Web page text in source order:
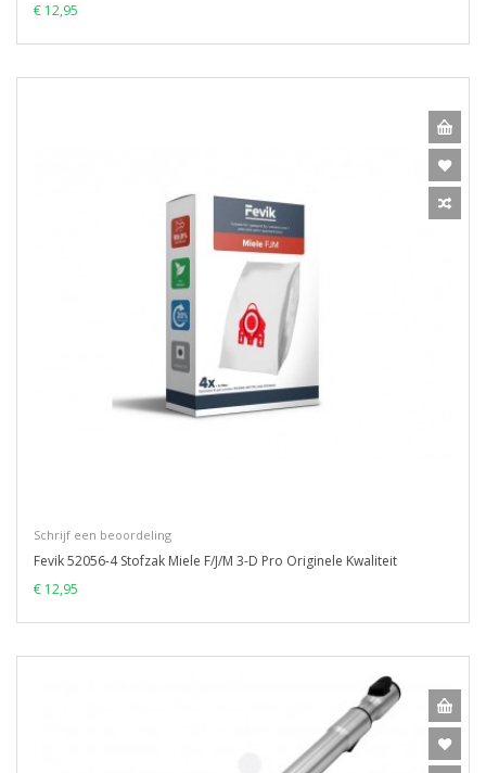
€ 12,95
Schrijf een beoordeling
Fevik 52056-4 Stofzak Miele F/J/M 3-D Pro Originele Kwaliteit
€ 12,95